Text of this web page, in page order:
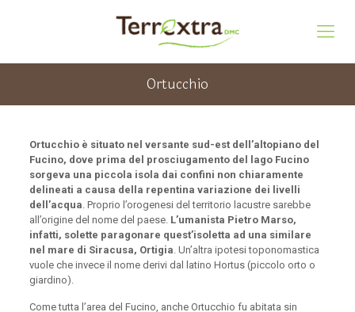
Ortucchio
Ortucchio è situato nel versante sud-est dell’altopiano del
Fucino, dove prima del prosciugamento del lago Fucino
sorgeva una piccola isola dai confini non chiaramente
delineati a causa della repentina variazione dei livelli
dell’acqua. Proprio l’orogenesi del territorio lacustre sarebbe
all’origine del nome del paese. L’umanista Pietro Marso,
infatti, solette paragonare quest’isoletta ad una similare
nel mare di Siracusa, Ortigia. Un’altra ipotesi toponomastica
vuole che invece il nome derivi dal latino Hortus (piccolo orto o
giardino).
Come tutta l’area del Fucino, anche Ortucchio fu abitata sin